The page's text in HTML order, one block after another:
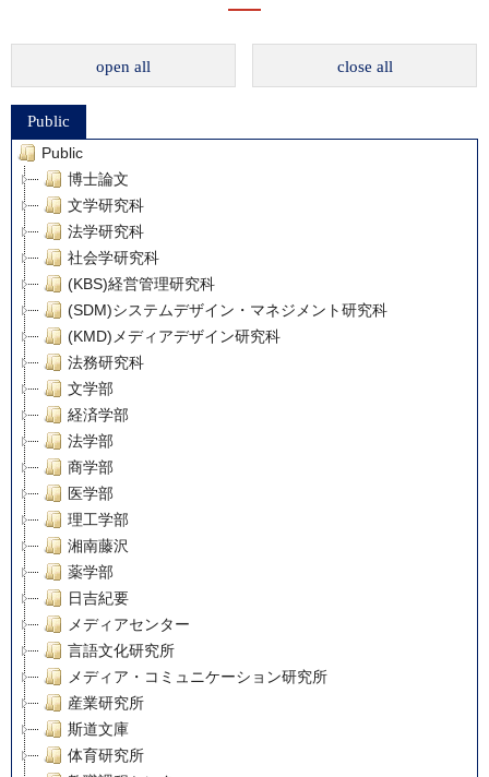
open all close all
Public
Public
博士論文
文学研究科
法学研究科
社会学研究科
(KBS)経営管理研究科
(SDM)システムデザイン・マネジメント研究科
(KMD)メディアデザイン研究科
法務研究科
文学部
経済学部
法学部
商学部
医学部
理工学部
湘南藤沢
薬学部
日吉紀要
メディアセンター
言語文化研究所
メディア・コミュニケーション研究所
産業研究所
斯道文庫
体育研究所